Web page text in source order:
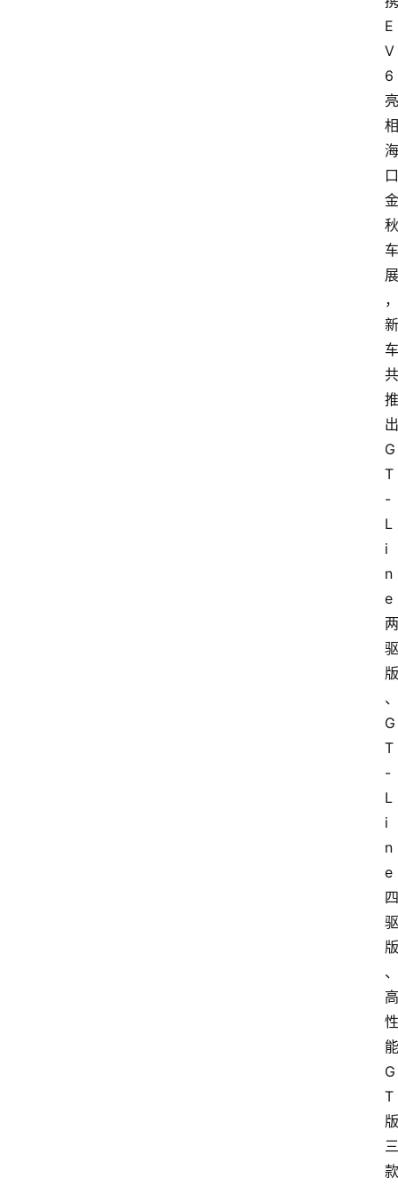
E
V
6
亮
相
海
口
金
秋
车
展
，
新
车
共
推
出
G
T
-
L
i
n
e
两
驱
版
、
G
T
-
L
i
n
e
四
驱
版
、
高
性
能
G
T
版
三
款